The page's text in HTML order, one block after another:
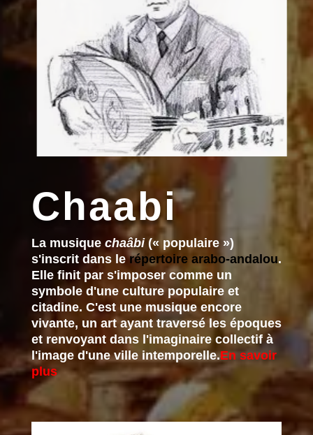
Chaabi
La musique chaâbi(« populaire »)
s'inscrit dans lerépertoire arabo-andalou.
Elle finit par s'imposer comme un
symbole d'une culture populaire et
citadine. C'est une musique encore
vivante, un art ayant traversé les époques
et renvoyant dans l'imaginaire collectif à
l'image d'une ville intemporelle.En savoir
plus